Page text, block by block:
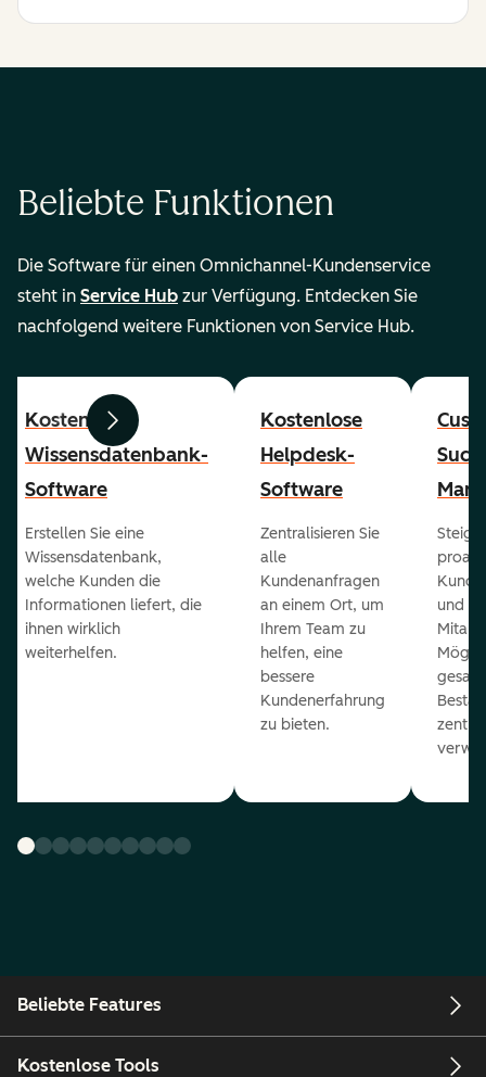
Beliebte Funktionen
Die Software für einen Omnichannel-Kundenservice
steht in Service Hub zur Verfügung. Entdecken Sie
nachfolgend weitere Funktionen von Service Hub.
ZurückWeiter
Kostenlose
Wissensdatenbank-
Software
Erstellen Sie eine
Wissensdatenbank,
welche Kunden die
Informationen liefert, die
ihnen wirklich
weiterhelfen.
Kostenlose
Helpdesk-
Software
Zentralisieren Sie
alle
Kundenanfragen
an einem Ort, um
Ihrem Team zu
helfen, eine
bessere
Kundenerfahrung
zu bieten.
und
Beliebte Features
Kostenlose Tools